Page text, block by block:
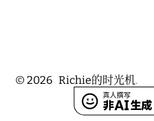
© 2026 Richie的时光机.